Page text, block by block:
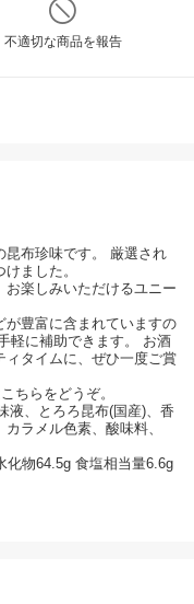
不適切な商品を報告
昆布珍味です。 厳選され
ました。
楽しみいただけるユニー
が豊富に含まれていますの
軽に補助できます。 お酒
ィタイムに、ぜひ一度ご賞
ちらをどうぞ。
、とろろ昆布(国産)、香
ラメル色素、酸味料、
化物64.5g 食塩相当量6.6g